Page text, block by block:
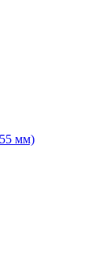
мм)